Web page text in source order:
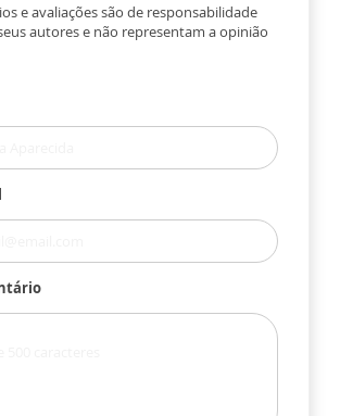
e avaliações são de responsabilidade
autores e não representam a opinião